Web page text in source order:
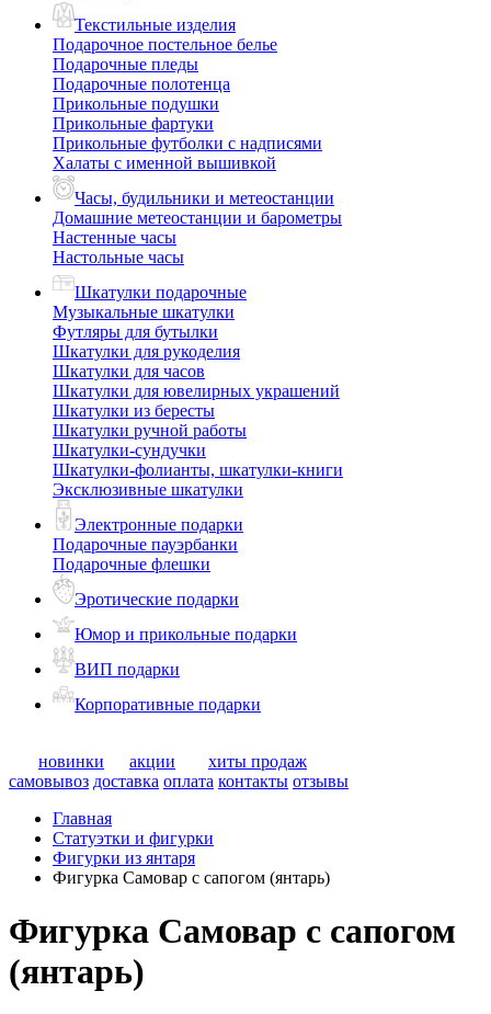
Текстильные изделия
Подарочное постельное белье
Подарочные пледы
Подарочные полотенца
Прикольные подушки
Прикольные фартуки
Прикольные футболки с надписями
Халаты с именной вышивкой
Часы, будильники и метеостанции
Домашние метеостанции и барометры
Настенные часы
Настольные часы
Шкатулки подарочные
Музыкальные шкатулки
Футляры для бутылки
Шкатулки для рукоделия
Шкатулки для часов
Шкатулки для ювелирных украшений
Шкатулки из бересты
Шкатулки ручной работы
Шкатулки-сундучки
Шкатулки-фолианты, шкатулки-книги
Эксклюзивные шкатулки
Электронные подарки
Подарочные пауэрбанки
Подарочные флешки
Эротические подарки
Юмор и прикольные подарки
ВИП подарки
Корпоративные подарки
новинки акции
хиты продаж
самовывоз доставка оплата контакты отзывы
Главная
Статуэтки и фигурки
Фигурки из янтаря
Фигурка Самовар с сапогом (янтарь)
Фигурка Самовар с сапогом
(янтарь)